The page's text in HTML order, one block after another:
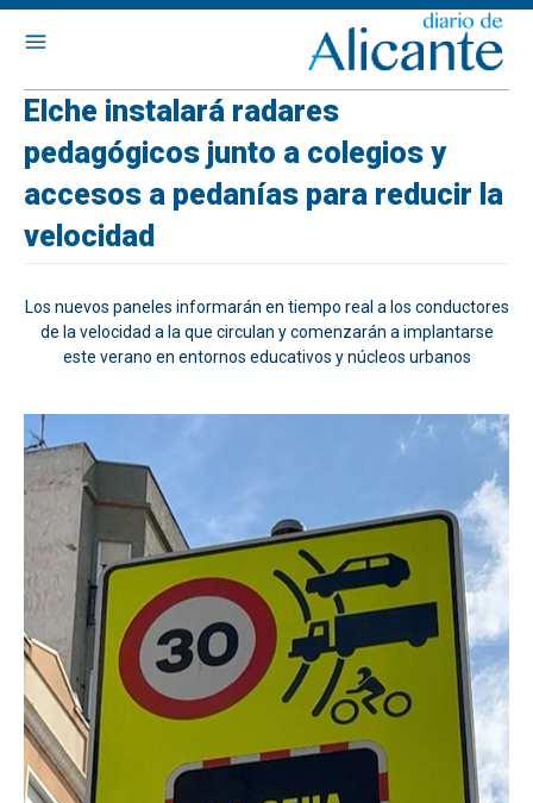
Elche instalará radares
pedagógicos junto a colegios y
accesos a pedanías para reducir la
velocidad
Los nuevos paneles informarán en tiempo real a los conductores
de la velocidad a la que circulan y comenzarán a implantarse
este verano en entornos educativos y núcleos urbanos